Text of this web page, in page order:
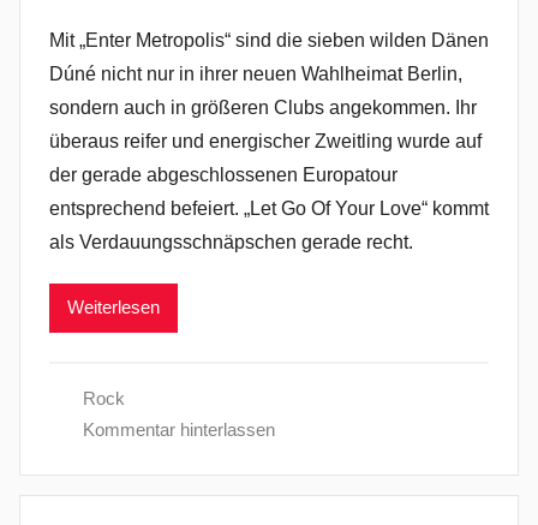
Mit „Enter Metropolis“ sind die sieben wilden Dänen
Dúné nicht nur in ihrer neuen Wahlheimat Berlin,
sondern auch in größeren Clubs angekommen. Ihr
überaus reifer und energischer Zweitling wurde auf
der gerade abgeschlossenen Europatour
entsprechend befeiert. „Let Go Of Your Love“ kommt
als Verdauungsschnäpschen gerade recht.
Weiterlesen
Rock
Kommentar hinterlassen